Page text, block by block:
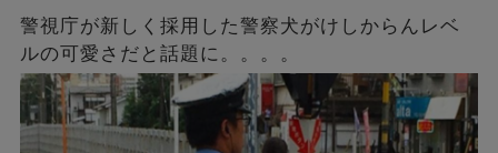
警視庁が新しく採用した警察犬がけしからんレベ
ルの可愛さだと話題に。。。。